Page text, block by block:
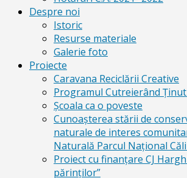
Despre noi
Istoric
Resurse materiale
Galerie foto
Proiecte
Caravana Reciclării Creative
Programul Cutreierând
Școala ca o poveste
Cunoaşterea stării de
naturale de interes
Naturală Parcul Naţional
Proiect cu finanţare CJ
părinţilor”